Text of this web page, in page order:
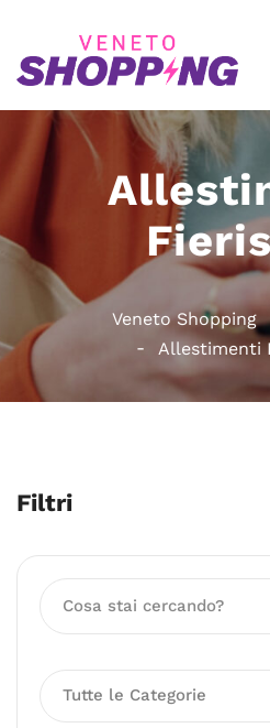
Veneto Shopping
Allestimenti
Filtri
Tutte le Categorie